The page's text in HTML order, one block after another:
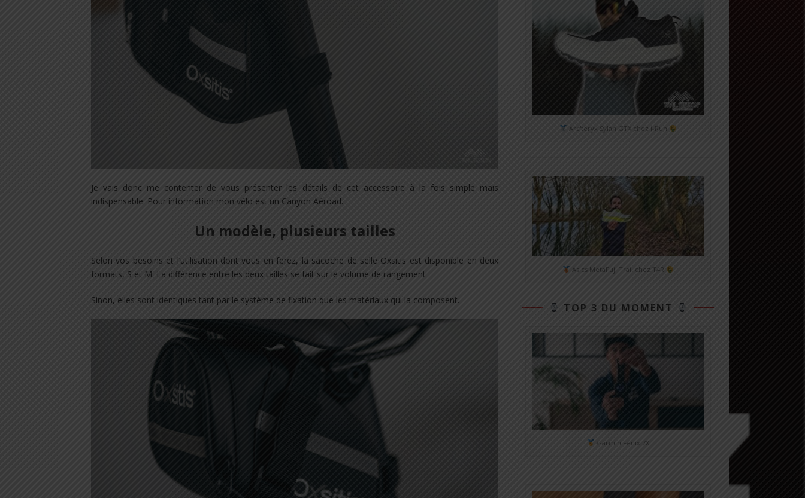
Je vais donc me contenter de vous présenter les détails de cet accessoire à la fois simple mais
indispensable. Pour information mon vélo est un Canyon Aéroad.
Un modèle, plusieurs tailles
Selon vos besoins et l’utilisation dont vous en ferez, la sacoche de selle Oxsitis est disponible en deux
formats, S et M. La différence entre les deux tailles se fait sur le volume de rangement
Sinon, elles sont identiques tant par le système de fixation que les matériaux qui la composent.
Arc'teryx Sylan GTX chez i-Run
Asics MetaFuji Trail chez T4R
TOP 3 DU MOMENT
Garmin Fénix 7X